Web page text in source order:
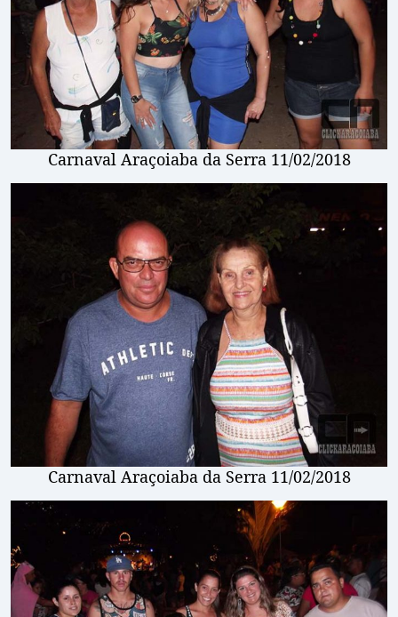
Carnaval Araçoiaba da Serra 11/02/2018
Carnaval Araçoiaba da Serra 11/02/2018